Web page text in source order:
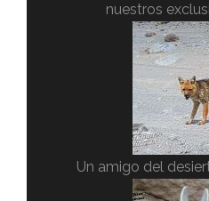
nuestros
Un amigo del